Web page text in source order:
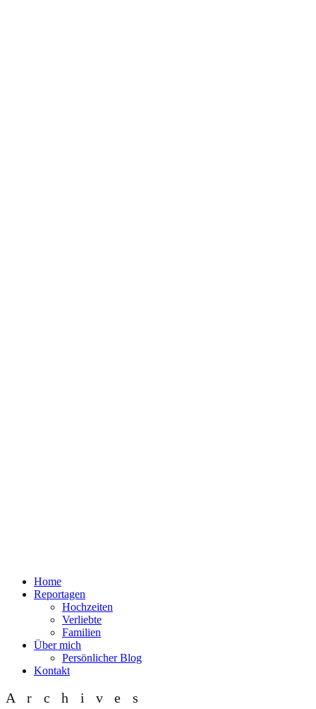
Home
Reportagen
Hochzeiten
Verliebte
Familien
Über mich
Persönlicher Blog
Kontakt
Archives